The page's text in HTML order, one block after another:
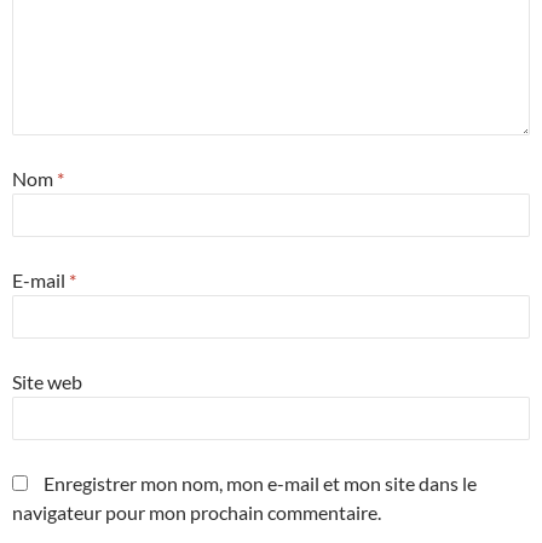
Nom *
E-mail *
Site web
Enregistrer mon nom, mon e-mail et mon site dans le
navigateur pour mon prochain commentaire.